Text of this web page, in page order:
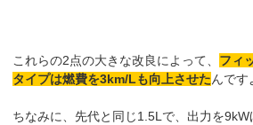
これらの2点の大きな改良によって、 フィ
タイプは燃費を3km/Lも向上させたんです
ちなみに、先代と同じ1.5Lで、出力を9kW